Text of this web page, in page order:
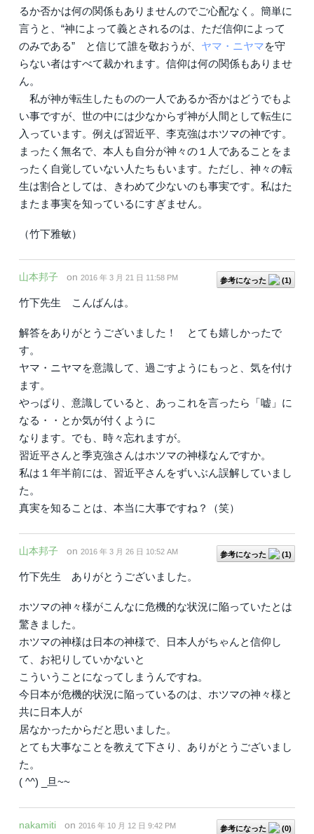
るか否かは何の関係もありませんのでご心配なく。簡単に
言うと、“神によって義とされるのは、ただ信仰によって
のみである” と信じて誰を敬おうが、 ヤマ・ニヤマを守
らない者はすべて裁かれます。信仰は何の関係もありませ
ん。
私が神が転生したものの一人であるか否かはどうでもよ
い事ですが、世の中には少なからず神が人間として転生に
入っています。例えば習近平、李克強はホツマの神です。
まったく無名で、本人も自分が神々の１人であることをま
ったく自覚していない人たちもいます。ただし、神々の転
生は割合としては、きわめて少ないのも事実です。私はた
またま事実を知っているにすぎません。
（竹下雅敏）
参考になった (1)
山本邦子 on 2016 年 3 月 21 日 11:58 PM
竹下先生 こんばんは。
解答をありがとうございました！ とても嬉しかったで
す。
ヤマ・ニヤマを意識して、過ごすようにもっと、気を付け
ます。
やっぱり、意識していると、あっこれを言ったら「嘘」に
なる・・とか気が付くように
なります。でも、時々忘れますが。
習近平さんと季克強さんはホツマの神様なんですか。
私は１年半前には、習近平さんをずいぶん誤解していまし
た。
真実を知ることは、本当に大事ですね？（笑）
参考になった (1)
山本邦子 on 2016 年 3 月 26 日 10:52 AM
竹下先生 ありがとうございました。
ホツマの神々様がこんなに危機的な状況に陥っていたとは
驚きました。
ホツマの神様は日本の神様で、日本人がちゃんと信仰し
て、お祀りしていかないと
こういうことになってしまうんですね。
今日本が危機的状況に陥っているのは、ホツマの神々様と
共に日本人が
居なかったからだと思いました。
とても大事なことを教えて下さり、ありがとうございまし
た。
( ^^) _旦~~
参考になった (0)
nakamiti on 2016 年 10 月 12 日 9:42 PM